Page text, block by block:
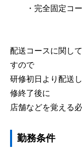
・完全固定コー
配送コースに関し
すので
研修初日より配送
修終了後に
店舗などを覚える
勤務条件